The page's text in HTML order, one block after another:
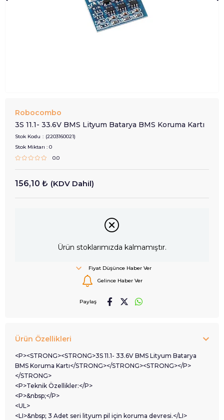
Robocombo
3S 11.1- 33.6V BMS Lityum Batarya BMS Koruma Kartı
Stok Kodu
(2203160021)
Stok Miktarı : 0
0.0
156,10 ₺ (KDV Dahil)
Ürün stoklarımızda kalmamıştır.
Fiyat Düşünce Haber Ver
Gelince Haber Ver
Paylaş
Ürün Özellikleri
<P><STRONG><STRONG>3S 11.1- 33.6V BMS Lityum Batarya
BMS Koruma Kartı</STRONG></STRONG><STRONG></P>
</STRONG>
<P>Teknik Özellikler:</P>
<P>&nbsp;</P>
<UL>
<LI>&nbsp; 3 Adet seri lityum pil için koruma devresi.</LI>